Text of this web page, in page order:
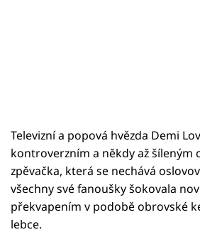
Televizní a popová hvězda Demi
kontroverzním a někdy až šíleným
zpěvačka, která se nechává
všechny své fanoušky šokovala
překvapením v podobě obrovské
lebce.